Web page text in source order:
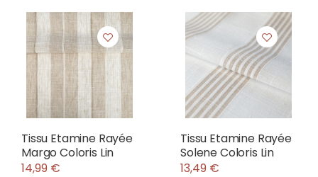
Tissu Etamine Rayée
Margo Coloris Lin
14,99 €
Tissu Etamine Rayée
Solene Coloris Lin
13,49 €